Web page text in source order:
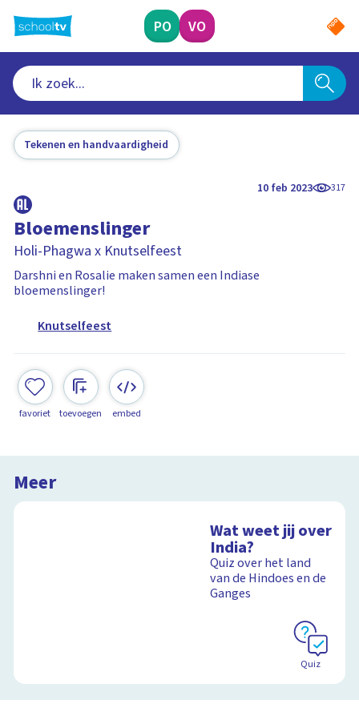
naar
hoofdinhoud
PO VO
Tekenen en handvaardigheid
10 feb 2023 317
Bloemenslinger
Holi-Phagwa x Knutselfeest
Darshni en Rosalie maken samen een Indiase
bloemenslinger!
Knutselfeest
favoriet toevoegen embed
Meer
Wat weet jij over
India?
Quiz over het land
van de Hindoes en de
Ganges
Quiz